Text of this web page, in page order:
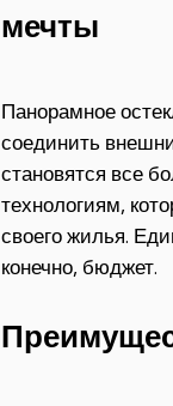
мечты
Панорамное
соединить
становятся все
технологиям,
своего жилья.
конечно, бюджет.